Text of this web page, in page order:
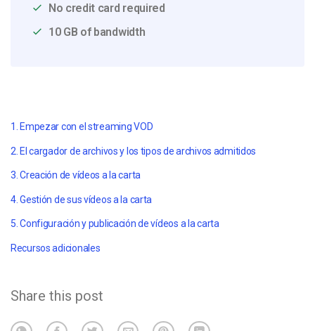
No credit card required
10 GB of bandwidth
1. Empezar con el streaming VOD
2. El cargador de archivos y los tipos de archivos admitidos
3. Creación de vídeos a la carta
4. Gestión de sus vídeos a la carta
5. Configuración y publicación de vídeos a la carta
Recursos adicionales
Share this post